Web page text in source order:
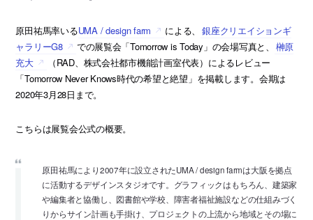
原田祐馬率いるUMA / design farm による、
銀座クリエイションギ
ャラリーG8
での展覧会「Tomorrow is Today」の会場写真と、
榊原
充大
（RAD、株式会社都市機能計画室代表）によるレビュー
「Tomorrow Never Knows時代の希望と絶望」を掲載します。会期は
2020年3月28日まで。
こちらは展覧会公式の概要。
原田祐馬により2007年に設立されたUMA / design farmは大阪を拠点
に活動するデザインスタジオです。グラフィックはもちろん、建築家
や編集者と協働し、図書館や学校、障害者福祉施設などの仕組みづく
りからサイン計画も手掛け、プロジェクトの上流から地域とその場に